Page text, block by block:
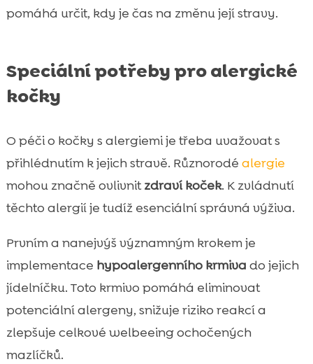
pomáhá určit, kdy je čas na změnu její stravy.
Speciální potřeby pro alergické
kočky
O péči o kočky s alergiemi je třeba uvažovat s
přihlédnutím k jejich stravě. Různorodé alergie
mohou značně ovlivnitzdraví koček. K zvládnutí
těchto alergií je tudíž esenciální správná výživa.
Prvním a nanejvýš významným krokem je
implementace hypoalergenního krmiva do jejich
jídelníčku. Toto krmivo pomáhá eliminovat
potenciální alergeny, snižuje riziko reakcí a
zlepšuje celkové welbeeing ochočených
mazlíčků.